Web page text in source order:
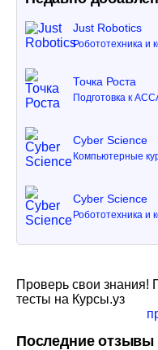
Just Robotics
Робототехника и
Точка Роста
Подготовка к
Cyber Science
Компьютерные
Cyber Science
Робототехника и
Проверь свои знания!
тесты на Курсы.уз
Последние